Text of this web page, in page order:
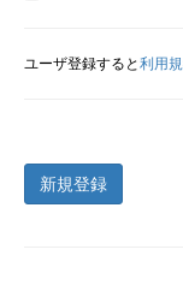
ユーザ登録すると利用
新規登録